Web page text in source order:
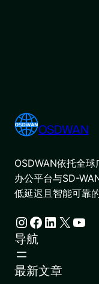
OSDWAN
OSDWAN依托全
办公平台与SD-
低延迟且智能可靠
Instagram Facebook LinkedIn X YouTube
导航
最新文章